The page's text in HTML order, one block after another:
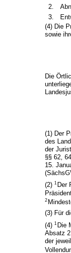
2.
3.
(4) Die
sowie
Die
(1) Der
des
der
§§ 62,
15.
(2)1 Der
2
(3) Für
(4)1 Die
Absatz
der